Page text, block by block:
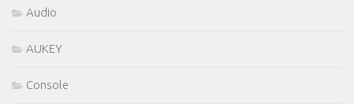
Audio
AUKEY
Console